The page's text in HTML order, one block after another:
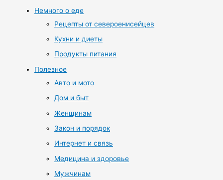
Немного о еде
Рецепты от североенисейцев
Кухни и диеты
Продукты питания
Полезное
Авто и мото
Дом и быт
Женщинам
Закон и порядок
Интернет и связь
Медицина и здоровье
Мужчинам